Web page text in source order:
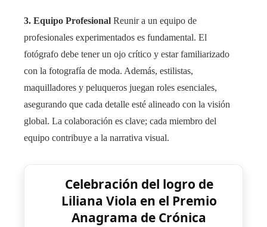
3. Equipo Profesional Reunir a un equipo de
profesionales experimentados es fundamental. El
fotógrafo debe tener un ojo crítico y estar familiarizado
con la fotografía de moda. Además, estilistas,
maquilladores y peluqueros juegan roles esenciales,
asegurando que cada detalle esté alineado con la visión
global. La colaboración es clave; cada miembro del
equipo contribuye a la narrativa visual.
Celebración del logro de
Liliana Viola en el Premio
Anagrama de Crónica